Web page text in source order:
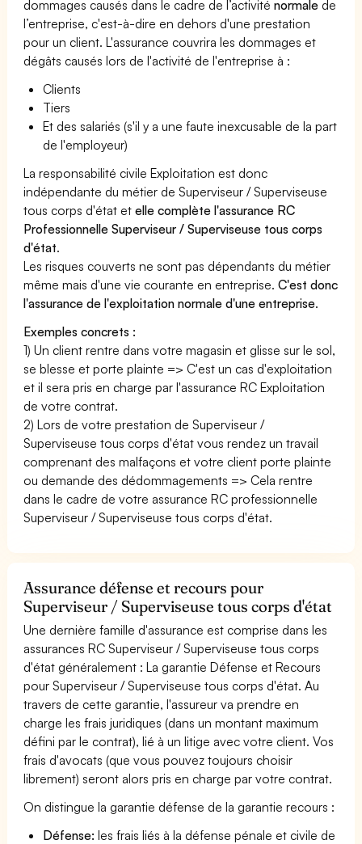
dommages causés dans le cadre de l’activiténormale de
l’entreprise, c'est-à-dire en dehors d'une prestation
pour un client. L'assurance couvrira les dommages et
dégâts causés lors de l'activité de l'entreprise à :
Clients
Tiers
Et des salariés (s'il y a une faute inexcusable de la part
de l'employeur)
La responsabilité civile Exploitation est donc
indépendante du métier de Superviseur / Superviseuse
tous corps d'état etelle complète l'assurance RC
Professionnelle Superviseur / Superviseuse tous corps
d'état.
Les risques couverts ne sont pas dépendants du métier
même mais d'une vie courante en entreprise.C'est donc
l'assurance de l'exploitation normale d'une entreprise.
Exemples concrets :
1) Un client rentre dans votre magasin et glisse sur le sol,
se blesse et porte plainte => C'est un cas d'exploitation
et il sera pris en charge par l'assurance RC Exploitation
de votre contrat.
2) Lors de votre prestation de Superviseur /
Superviseuse tous corps d'état vous rendez un travail
comprenant des malfaçons et votre client porte plainte
ou demande des dédommagements => Cela rentre
dans le cadre de votre assurance RC professionnelle
Superviseur / Superviseuse tous corps d'état.
Assurance défense et recours pour
Superviseur / Superviseuse tous corps d'état
Une dernière famille d'assurance est comprise dans les
assurances RC Superviseur / Superviseuse tous corps
d'état généralement : La garantie Défense et Recours
pour Superviseur / Superviseuse tous corps d'état. Au
travers de cette garantie, l'assureur va prendre en
charge les frais juridiques (dans un montant maximum
défini par le contrat), lié à un litige avec votre client. Vos
frais d'avocats (que vous pouvez toujours choisir
librement) seront alors pris en charge par votre contrat.
On distingue la garantie défense de la garantie recours :
Défense: les frais liés à la défense pénale et civile de